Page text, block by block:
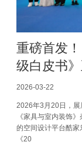
重磅首发
级白皮书》
2026-03-22
2026年3月20日，展
《家具与室内装饰
的空间设计平台酷家
《20